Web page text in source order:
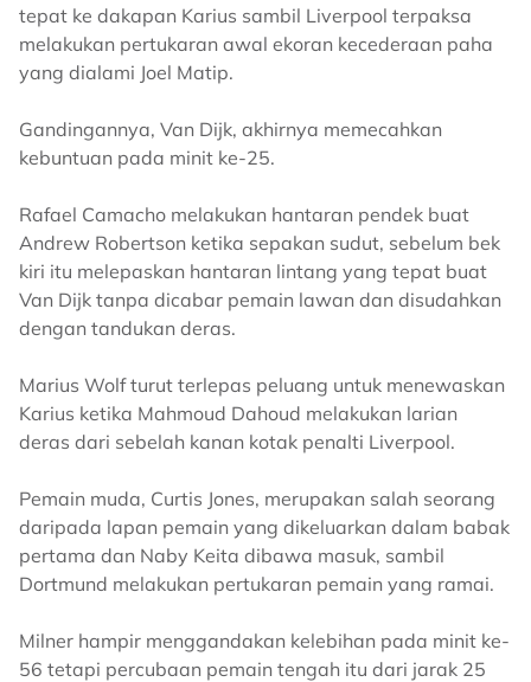
tepat ke dakapan Karius sambil Liverpool terpaksa
melakukan pertukaran awal ekoran kecederaan paha
yang dialami Joel Matip.
Gandingannya, Van Dijk, akhirnya memecahkan
kebuntuan pada minit ke-25.
Rafael Camacho melakukan hantaran pendek buat
Andrew Robertson ketika sepakan sudut, sebelum bek
kiri itu melepaskan hantaran lintang yang tepat buat
Van Dijk tanpa dicabar pemain lawan dan disudahkan
dengan tandukan deras.
Marius Wolf turut terlepas peluang untuk menewaskan
Karius ketika Mahmoud Dahoud melakukan larian
deras dari sebelah kanan kotak penalti Liverpool.
Pemain muda, Curtis Jones, merupakan salah seorang
daripada lapan pemain yang dikeluarkan dalam babak
pertama dan Naby Keita dibawa masuk, sambil
Dortmund melakukan pertukaran pemain yang ramai.
Milner hampir menggandakan kelebihan pada minit ke-
56 tetapi percubaan pemain tengah itu dari jarak 25